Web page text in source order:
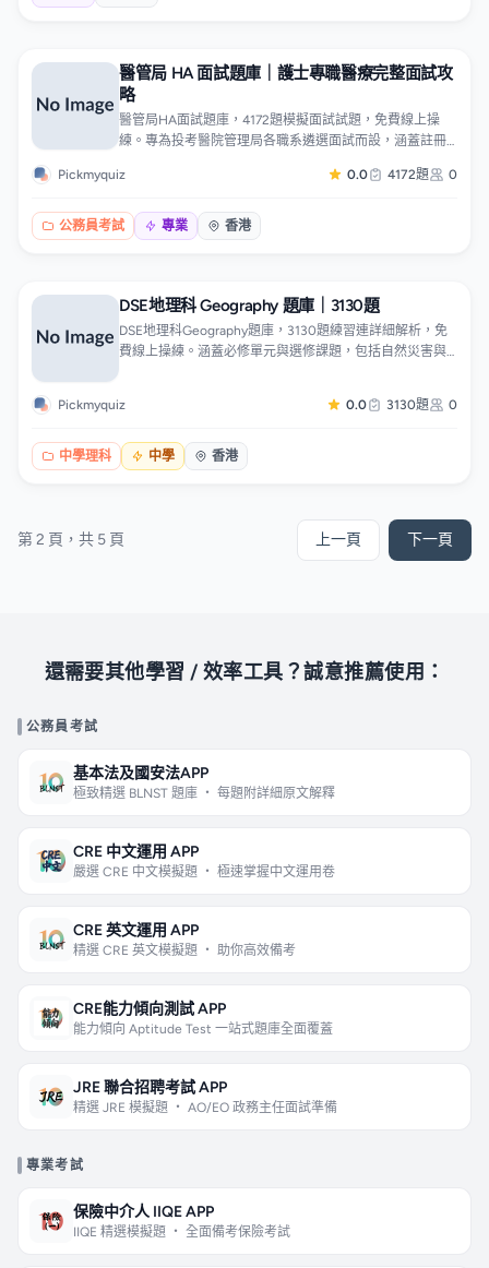
醫管局 HA 面試題庫｜護士專職醫療完整面試攻
略
醫管局HA面試題庫，4172題模擬面試試題，免費線上操
練。專為投考醫院管理局各職系遴選面試而設，涵蓋註冊
系，題目包括自我介紹、處境判斷、專業操守、團隊協
要點。題目按職系及題型分類，可針對弱項專題操練。
Pickmyquiz 0.0 4172題 0
公務員考試 專業 香港
DSE地理科 Geography 題庫｜3130題
DSE地理科Geography題庫，3130題練習連詳細解析，免
費線上操練。涵蓋必修單元與選修課題，包括自然災害與
DSE地理科考生操練資料題，衝刺5**。題目按課題分類，
Pickmyquiz 0.0 3130題 0
中學理科 中學 香港
第 2 頁，共 5 頁 上一頁 下一頁
還需要其他學習 / 效率工具？誠意推薦使用：
公務員考試
基本法及國安法APP
極致精選 BLNST 題庫 ・ 每題附詳細原文解釋
CRE 中文運用 APP
嚴選 CRE 中文模擬題 ・ 極速掌握中文運用卷
CRE 英文運用 APP
精選 CRE 英文模擬題 ・ 助你高效備考
CRE能力傾向測試 APP
能力傾向 Aptitude Test 一站式題庫全面覆蓋
JRE 聯合招聘考試 APP
精選 JRE 模擬題 ・ AO/EO 政務主任面試準備
專業考試
保險中介人 IIQE APP
IIQE 精選模擬題 ・ 全面備考保險考試